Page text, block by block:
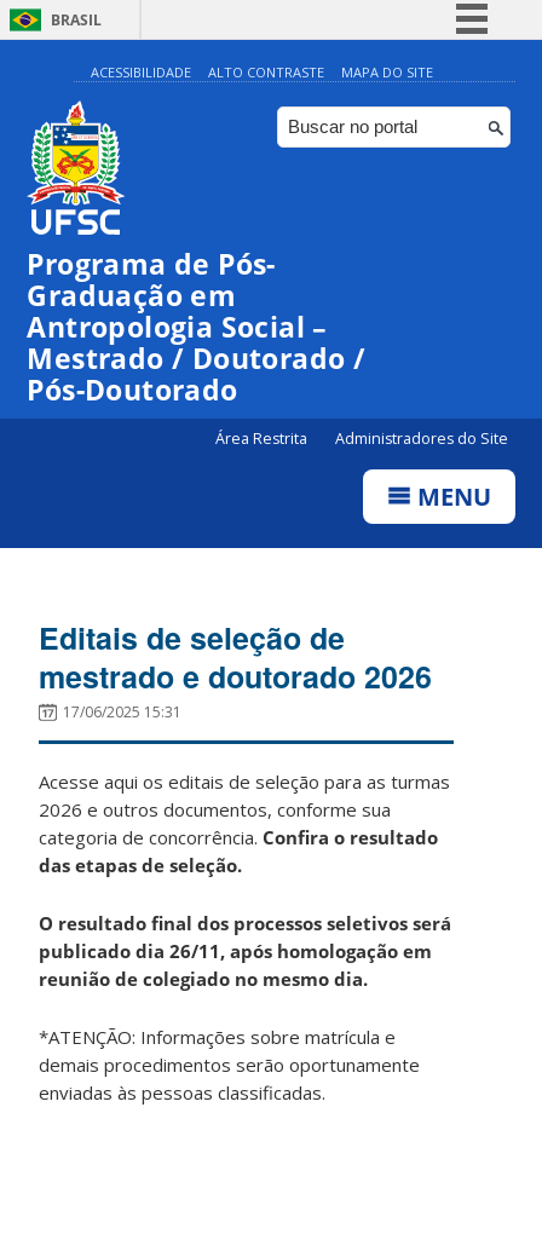
BRASIL
Simplifique!
Comunica BR
Participe
ACESSIBILIDADE ALTO CONTRASTE MAPA DO SITE
Programa de Pós-
Graduação em
Antropologia Social –
Mestrado / Doutorado /
Pós-Doutorado
Área Restrita Administradores do Site
MENU
Editais de seleção de
mestrado e doutorado 2026
17/06/2025 15:31
Acesse aqui os editais de seleção para as turmas
2026 e outros documentos, conforme sua
categoria de concorrência. Confira o resultado
das etapas de seleção.
O resultado final dos processos seletivos será
publicado dia 26/11, após homologação em
reunião de colegiado no mesmo dia.
*ATENÇÃO: Informações sobre matrícula e
demais procedimentos serão oportunamente
enviadas às pessoas classificadas.